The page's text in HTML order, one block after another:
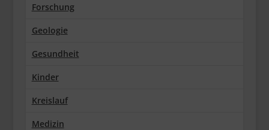
Forschung
Geologie
Gesundheit
Kinder
Kreislauf
Medizin